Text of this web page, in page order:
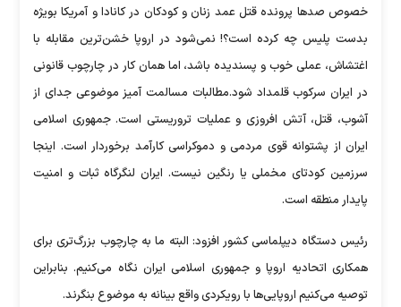
خصوص صد‌ها پرونده قتل عمد زنان و کودکان در کانادا و آمریکا بویژه
بدست پلیس چه کرده است؟! نمی‌شود در اروپا خشن‌ترین مقابله با
اغتشاش، عملی خوب و پسندیده باشد، اما همان کار در چارچوب قانونی
در ایران سرکوب قلمداد شود.مطالبات مسالمت آمیز موضوعی جدای از
آشوب، قتل، آتش افروزی و عملیات تروریستی است. جمهوری اسلامی
ایران از پشتوانه قوی مردمی و دموکراسی کارآمد برخوردار است. اینجا
سرزمین کودتای مخملی یا رنگین نیست. ایران لنگرگاه ثبات و امنیت
پایدار منطقه است.
رئیس دستگاه دیپلماسی کشور افزود: البته ما به چارچوب بزرگ‌تری برای
همکاری اتحادیه اروپا و جمهوری اسلامی ایران نگاه می‌کنیم. بنابراین
توصیه می‌کنیم اروپایی‌ها با رویکردی واقع بینانه به موضوع بنگرند.